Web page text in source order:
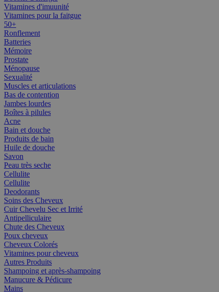
Vitamines d'imuunité
Vitamines pour la faitgue
50+
Ronflement
Batteries
Mémoire
Prostate
Ménopause
Sexualité
Muscles et articulations
Bas de contention
Jambes lourdes
Boîtes à pilules
Acne
Bain et douche
Produits de bain
Huile de douche
Savon
Peau très seche
Cellulite
Cellulite
Deodorants
Soins des Cheveux
Cuir Chevelu Sec et Irrité
Antipelliculaire
Chute des Cheveux
Poux cheveux
Cheveux Colorés
Vitamines pour cheveux
Autres Produits
Shampoing et après-shampoing
Manucure & Pédicure
Mains